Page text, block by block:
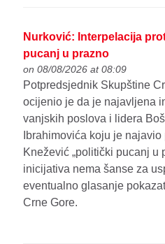
Nurković: Interpelacija
pucanj u prazno
on 08/08/2026 at 08:09
Potpredsjednik Skupštine
ocijenio je da je najavljena
vanjskih poslova i lidera
Ibrahimovića koju je
Knežević „politički pucanj u
inicijativa nema šanse za
eventualno glasanje
Crne Gore.